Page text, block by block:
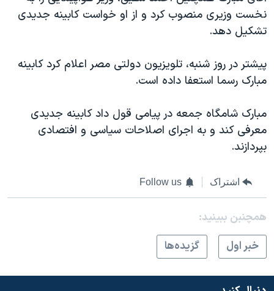
اسرائیل در جنگ
همایش محافظه‌کاران آمریکا «سی‌پک»
صفحه‌های ویژه
سفر پرزیدنت ترامپ به چین
نخست وزیری منصوب کرد و از او خواست کابینه جدیدی
تشکیل دهد.
پیشتر در روز شنبه، تلویزیون دولتی مصر اعلام کرد کابینه
مبارک رسما استعفا داده است.
مبارک شامگاه جمعه در پیامی قول داد کابینه جدیدی
معرفی کند و به اجرای اصلاحات سیاسی و افتصادی
بپردازند.
اشتراک Follow us
همچنبن ببینید:
خبر اول
گزيده‌ها